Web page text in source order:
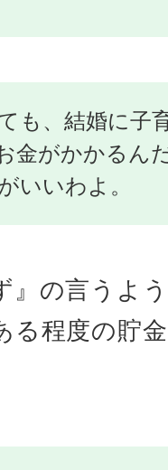
も、結婚に子
金がかかるん
いいわよ。
』の言うよ
る程度の貯